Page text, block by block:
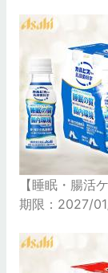
【睡眠・腸
期限：2027/01/